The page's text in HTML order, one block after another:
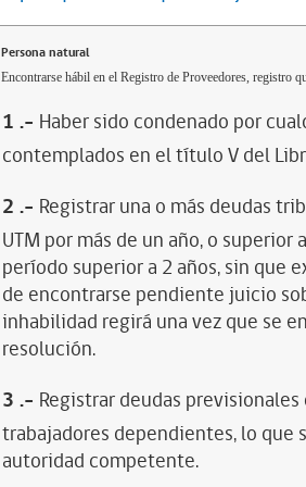
Persona natural
Encontrarse hábil en el Registro de Proveedores, registro
1 .- Haber sido condenado por
contemplados en el título V del
2 .- Registrar una o más deudas
UTM por más de un año, o
período superior a 2 años, sin que
de encontrarse pendiente juicio
inhabilidad regirá una vez que se
resolución.
3 .- Registrar deudas
trabajadores dependientes, lo
autoridad competente.